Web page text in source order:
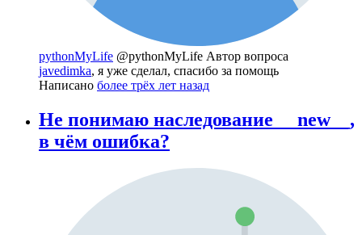
pythonMyLife @pythonMyLife Автор вопроса
javedimka, я уже сделал, спасибо за помощь
Написано более трёх лет назад
Не понимаю наследование __new__,
в чём ошибка?